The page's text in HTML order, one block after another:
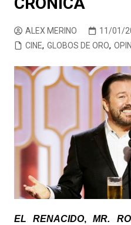
ALEX MERINO 11/01/
CINE, GLOBOS DE ORO,
EL RENACIDO,MR.